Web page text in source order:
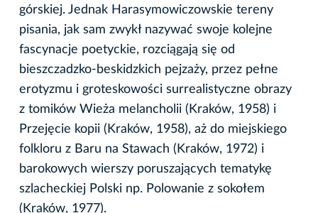
górskiej. Jednak Harasymowiczowskie tereny
pisania, jak sam zwykł nazywać swoje kolejne
fascynacje poetyckie, rozciągają się od
bieszczadzko-beskidzkich pejzaży, przez pełne
erotyzmu i groteskowości surrealistyczne obrazy
z tomików Wieża melancholii (Kraków, 1958) i
Przejęcie kopii (Kraków, 1958), aż do miejskiego
folkloru z Baru na Stawach (Kraków, 1972) i
barokowych wierszy poruszających tematykę
szlacheckiej Polski np. Polowanie z sokołem
(Kraków, 1977).